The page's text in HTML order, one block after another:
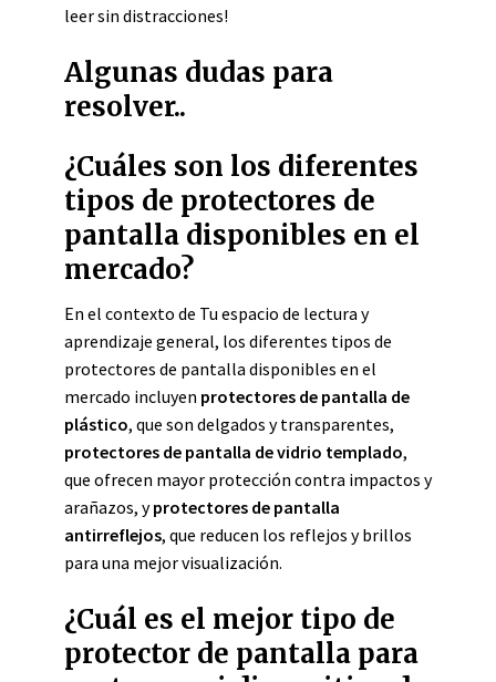
leer sin distracciones!
Algunas dudas para
resolver..
¿Cuáles son los diferentes
tipos de protectores de
pantalla disponibles en el
mercado?
En el contexto de Tu espacio de lectura y
aprendizaje general, los diferentes tipos de
protectores de pantalla disponibles en el
mercado incluyen protectores de pantalla de
plástico, que son delgados y transparentes,
protectores de pantalla de vidrio templado,
que ofrecen mayor protección contra impactos y
arañazos, yprotectores de pantalla
antirreflejos, que reducen los reflejos y brillos
para una mejor visualización.
¿Cuál es el mejor tipo de
protector de pantalla para